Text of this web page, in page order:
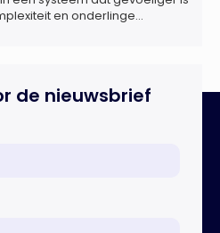
en onderlinge
systemen waarbij elektriciteit
de nieuwsbrief